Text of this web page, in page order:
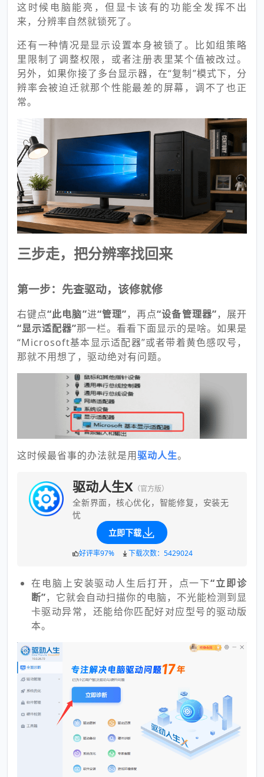
这时候电脑能亮，但显卡该有的功能全发挥不出
来，分辨率自然就锁死了。
还有一种情况是显示设置本身被锁了。比如组策略
里限制了调整权限，或者注册表里某个值被改过。
另外，如果你接了多台显示器，在“复制”模式下，分
辨率会被迫迁就那个性能最差的屏幕，调不了也正
常。
三步走，把分辨率找回来
第一步：先查驱动，该修就修
右键点“此电脑”进“管理”，再点“设备管理器”，展开
“显示适配器”那一栏。看看下面显示的是啥。如果是
“Microsoft基本显示适配器”或者带着黄色感叹号，
那就不用想了，驱动绝对有问题。
这时候最省事的办法就是用驱动人生。
驱动人生X （官方版）
全新界面，核心优化，智能修复，安装无
忧
立即下载
好评率97% 下载次数：5429024
在电脑上安装驱动人生后打开，点一下“立即诊
断”，它就会自动扫描你的电脑，不光能检测到显
卡驱动异常，还能给你匹配好对应型号的驱动版
本。